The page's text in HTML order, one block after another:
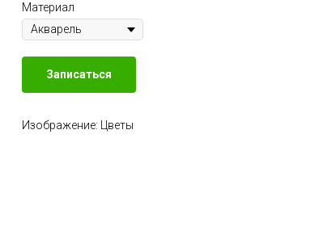
Материал
Записаться
Изображение: Цветы